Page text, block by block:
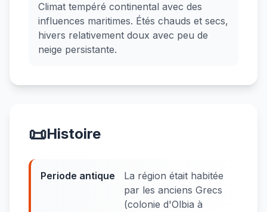
Climat tempéré continental avec des
influences maritimes. Étés chauds et secs,
hivers relativement doux avec peu de
neige persistante.
📜Histoire
Periode antique
La région était habitée
par les anciens Grecs
(colonie d'Olbia à